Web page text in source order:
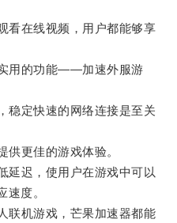
在线视频，用户都能够享
用的功能——加速外服游
定快速的网络连接是至关
更佳的游戏体验。
迟，使用户在游戏中可以
速度。
机游戏，芒果加速器都能